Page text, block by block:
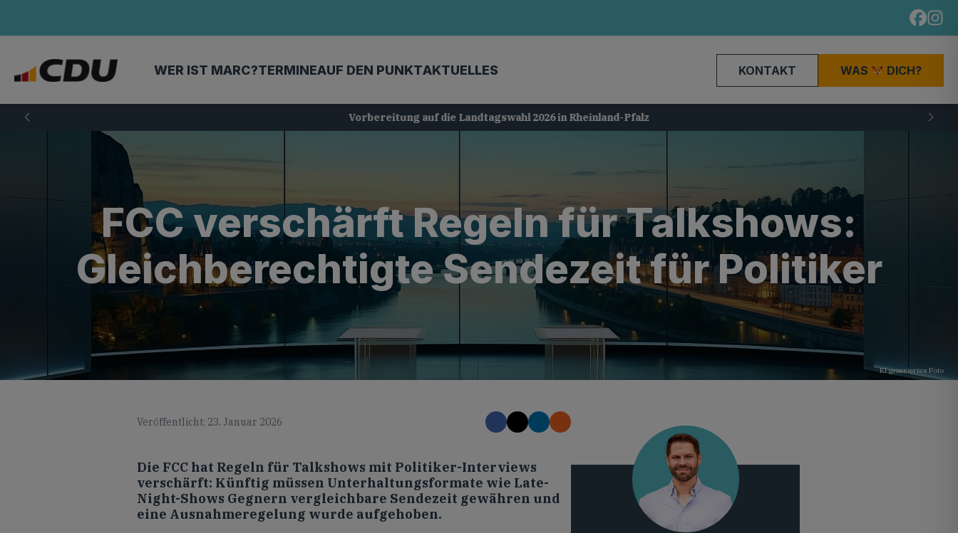
WER IST MARC?TERMINEAUF DEN PUNKTAKTUELLES KONTAKT WAS DICH?
Vorbereitung auf die Landtagswahl 2026 in Rheinland-Pfalz
FCC verschärft Regeln für Talkshows:
Gleichberechtigte Sendezeit für Politiker
KI generiertes Foto
Veröffentlicht: 23. Januar 2026
Die FCC hat Regeln für Talkshows mit Politiker-Interviews
verschärft: Künftig müssen Unterhaltungsformate wie Late-
Night-Shows Gegnern vergleichbare Sendezeit gewähren und
eine Ausnahmeregelung wurde aufgehoben.